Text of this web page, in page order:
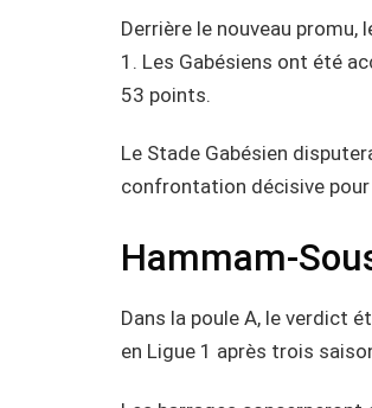
Derrière le nouveau promu,
1. Les Gabésiens ont été
53 points.
Le Stade Gabésien
confrontation décisive pour
Hammam-
Dans la poule A, le verdict
en Ligue 1 après trois